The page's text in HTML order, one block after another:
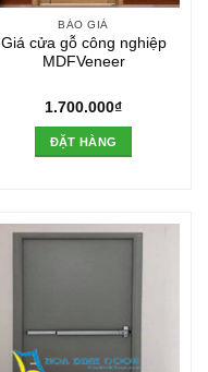
BÁO GIÁ
Giá cửa gỗ công nghiệp
MDFVeneer
1.700.000₫
ĐẶT HÀNG